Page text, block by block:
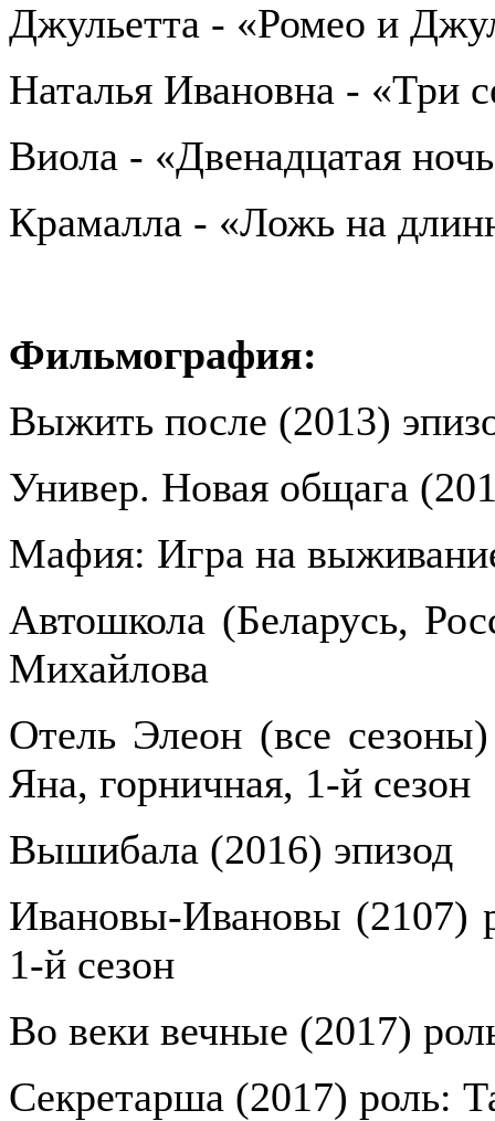
Джульетта - «Ромео и
Наталья Ивановна - «Три
Виола - «Двенадцатая
Крамалла - «Ложь на
Фильмография:
Выжить после (2013)
Универ. Новая общага
Мафия: Игра на
Автошкола (Беларусь,
Михайлова
Отель Элеон (все
Яна, горничная, 1-й сезон
Вышибала (2016) эпизод
Ивановы-Ивановы (2107)
1-й сезон
Во веки вечные (2017)
Секретарша (2017) роль: